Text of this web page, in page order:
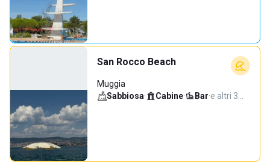
San Rocco Beach
Muggia
Sabbiosa· Cabine· Bar·e altri 3…